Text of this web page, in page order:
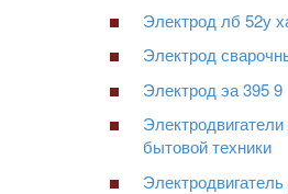
Электрод лб 52у
Электрод
Электрод эа 395 9
бытовой техники